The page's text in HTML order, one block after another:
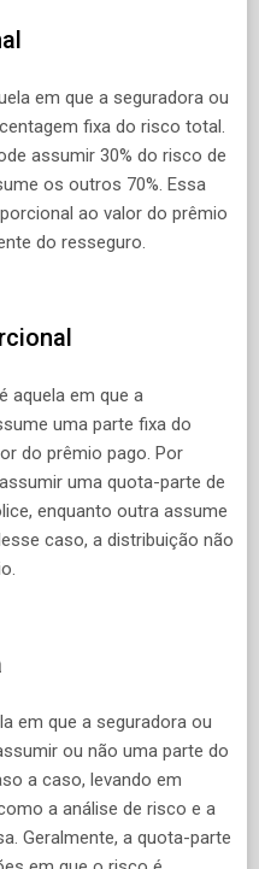
em que a seguradora ou
fixa do risco total.
assumir 30% do risco de
os outros 70%. Essa
ao valor do prêmio
do resseguro.
aquela em que a
uma parte fixa do
do prêmio pago. Por
uma quota-parte de
enquanto outra assume
caso, a distribuição não
em que a seguradora ou
ou não uma parte do
a caso, levando em
a análise de risco e a
Geralmente, a quota-parte